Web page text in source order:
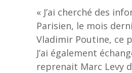
« J’ai cherché des
Parisien, le mois
Vladimir Poutine, ce
J’ai également
reprenait Marc Levy